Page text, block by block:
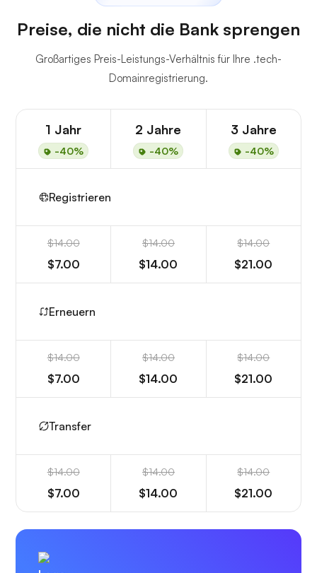
Preise, die nicht die Bank sprengen
Großartiges Preis-Leistungs-Verhältnis für Ihre .tech-
Domainregistrierung.
1 Jahr
-40%
2 Jahre
-40%
3 Jahre
-40%
Registrieren
$14.00
$7.00
$14.00
$14.00
$14.00
$21.00
Erneuern
$14.00
$7.00
$14.00
$14.00
$14.00
$21.00
Transfer
$14.00
$7.00
$14.00
$14.00
$14.00
$21.00